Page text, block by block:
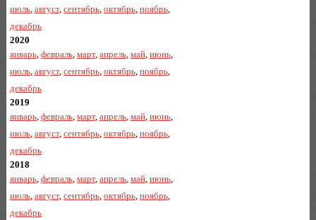
июль, август, сентябрь, октябрь, ноябрь,
декабрь
2020
январь, февраль, март, апрель, май, июнь,
июль, август, сентябрь, октябрь, ноябрь,
декабрь
2019
январь, февраль, март, апрель, май, июнь,
июль, август, сентябрь, октябрь, ноябрь,
декабрь
2018
январь, февраль, март, апрель, май, июнь,
июль, август, сентябрь, октябрь, ноябрь,
декабрь